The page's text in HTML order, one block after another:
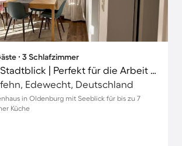
∙ 3 Schlafzimmer
Ferienhaus | Stadtblick | Perfekt für die Arbeit von Zuhause
Edewecht, Deutschland
in Oldenburg mit Seeblick für bis zu 7
Küche